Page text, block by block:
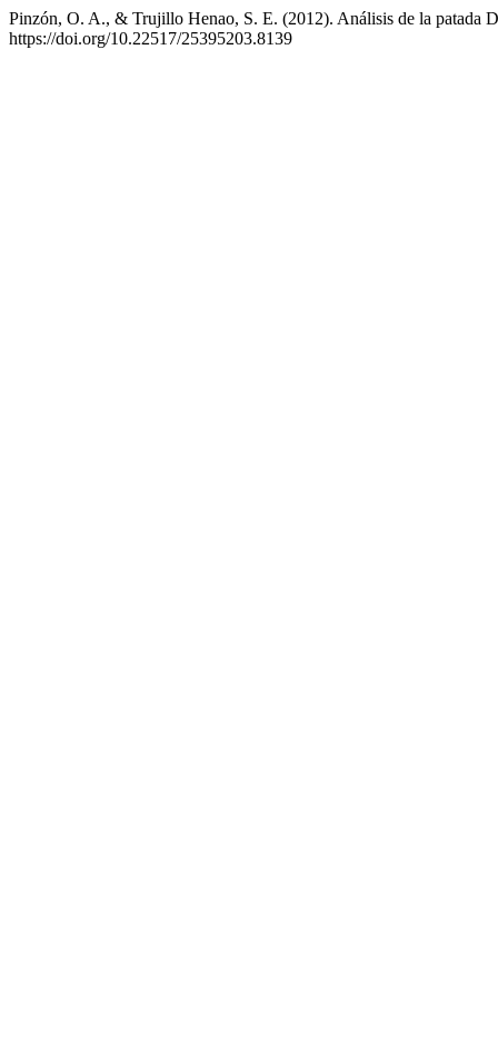
Pinzón, O. A., & Trujillo Henao, S. E. (2012). Análisis de la patada
https://doi.org/10.22517/25395203.8139